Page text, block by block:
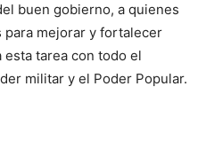
buen gobierno, a quienes
mejorar y fortalecer
tarea con todo el
militar y el Poder Popular.